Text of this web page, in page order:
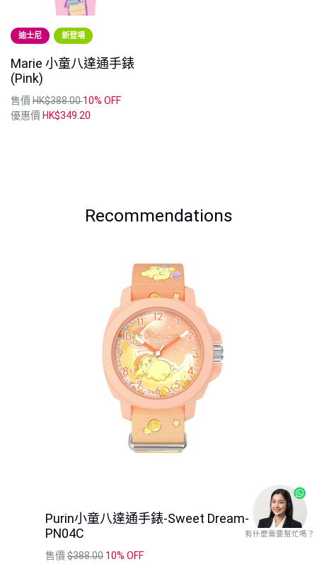
迪士尼 新登場
Marie 小童八達通手錶
(Pink)
售價 HK$388.0010% OFF
優惠價 HK$349.20
Recommendations
Purin小童八達通手錶-Sweet Dream-
PN04C
售價$388.00 10% OFF
有什麼需要幫忙嗎？